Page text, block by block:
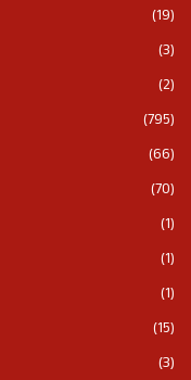
(19)
(3)
(2)
(795)
(66)
(70)
(1)
(1)
(1)
(15)
(3)